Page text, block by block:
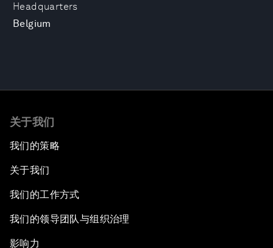
Headquarters
Belgium
关于我们
我们的策略
关于我们
我们的工作方式
我们的领导团队与组织治理
影响力